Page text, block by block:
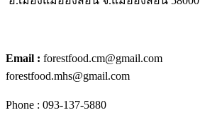
Email : forestfood.cm@gmail.com
forestfood.mhs@gmail.com
Phone : 093-137-5880